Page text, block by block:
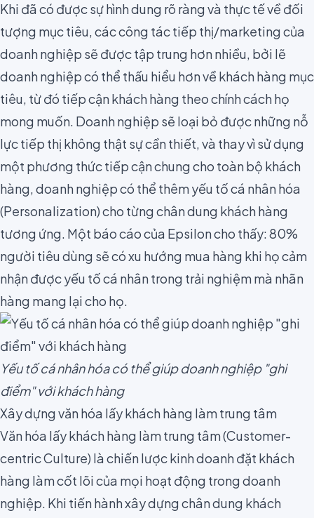
Khi đã có được sự hình dung rõ ràng và thực tế về đối
tượng mục tiêu, các công tác tiếp thị/marketing của
doanh nghiệp sẽ được tập trung hơn nhiều, bởi lẽ
doanh nghiệp có thể thấu hiểu hơn về khách hàng mục
tiêu, từ đó tiếp cận khách hàng theo chính cách họ
mong muốn. Doanh nghiệp sẽ loại bỏ được những nỗ
lực tiếp thị không thật sự cần thiết, và thay vì sử dụng
một phương thức tiếp cận chung cho toàn bộ khách
hàng, doanh nghiệp có thể thêm yếu tốcá nhân hóa
(Personalization) cho từng chân dung khách hàng
tương ứng. Một báo cáo của Epsiloncho thấy: 80%
người tiêu dùng sẽ có xu hướng mua hàng khi họ cảm
nhận được yếu tố cá nhân trong trải nghiệm mà nhãn
hàng mang lại cho họ.
Yếu tố cá nhân hóa có thể giúp doanh nghiệp "ghi
điểm" với khách hàng
Xây dựng văn hóa lấy khách hàng làm trung tâm
Văn hóa lấy khách hàng làm trung tâm(Customer-
centric Culture) là chiến lược kinh doanh đặt khách
hàng làm cốt lõi của mọi hoạt động trong doanh
nghiệp. Khi tiến hành xây dựng chân dung khách